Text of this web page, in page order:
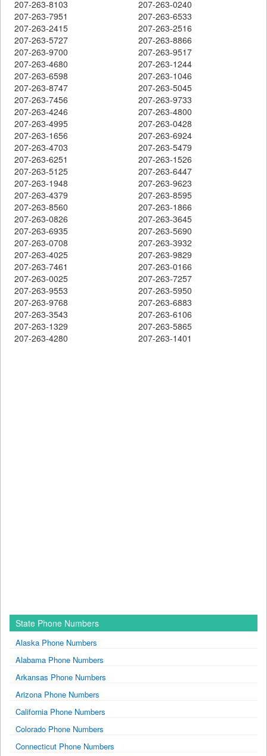
207-263-8103
207-263-0240
207-263-7951
207-263-6533
207-263-2415
207-263-2516
207-263-5727
207-263-8866
207-263-9700
207-263-9517
207-263-4680
207-263-1244
207-263-6598
207-263-1046
207-263-8747
207-263-5045
207-263-7456
207-263-9733
207-263-4246
207-263-4800
207-263-4995
207-263-0428
207-263-1656
207-263-6924
207-263-4703
207-263-5479
207-263-6251
207-263-1526
207-263-5125
207-263-6447
207-263-1948
207-263-9623
207-263-4379
207-263-8595
207-263-8560
207-263-1866
207-263-0826
207-263-3645
207-263-6935
207-263-5690
207-263-0708
207-263-3932
207-263-4025
207-263-9829
207-263-7461
207-263-0166
207-263-0025
207-263-7257
207-263-9553
207-263-5950
207-263-9768
207-263-6883
207-263-3543
207-263-6106
207-263-1329
207-263-5865
207-263-4280
207-263-1401
State Phone Numbers
Alaska Phone Numbers
Alabama Phone Numbers
Arkansas Phone Numbers
Arizona Phone Numbers
California Phone Numbers
Colorado Phone Numbers
Connecticut Phone Numbers